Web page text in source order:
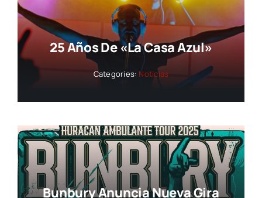
25 Años De «La Casa Azul»
Categories: Noticias
Bunbury Anuncia Nueva Gira